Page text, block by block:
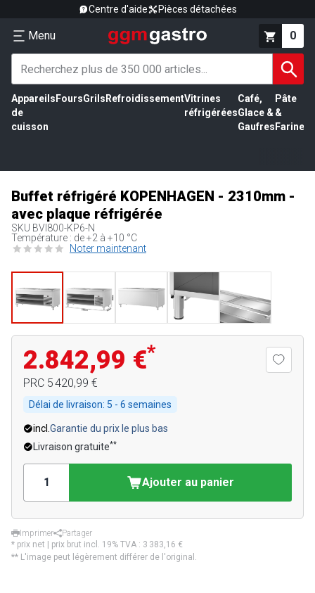
Centre d'aide Pièces détachées
Menu 0
Appareils
de
cuisson
FoursGrils RefroidissementVitrines
réfrigérées
Café,
Glace &
Gaufres
Pâte
&
Farine
Buffet réfrigéré KOPENHAGEN - 2310mm -
avec plaque réfrigérée
SKU BVI800-KP6-N
Température : de +2 à +10 °C
Noter maintenant
2.842,99 €*
PRC 5 420,99 €
Délai de livraison: 5 - 6 semaines
incl. Garantie du prix le plus bas
Livraison gratuite**
Ajouter au panier
Imprimer
Partager
* prix net | prix brut incl. 19% TVA : 3 383,16 €
** L'image peut légèrement différer de l'original.